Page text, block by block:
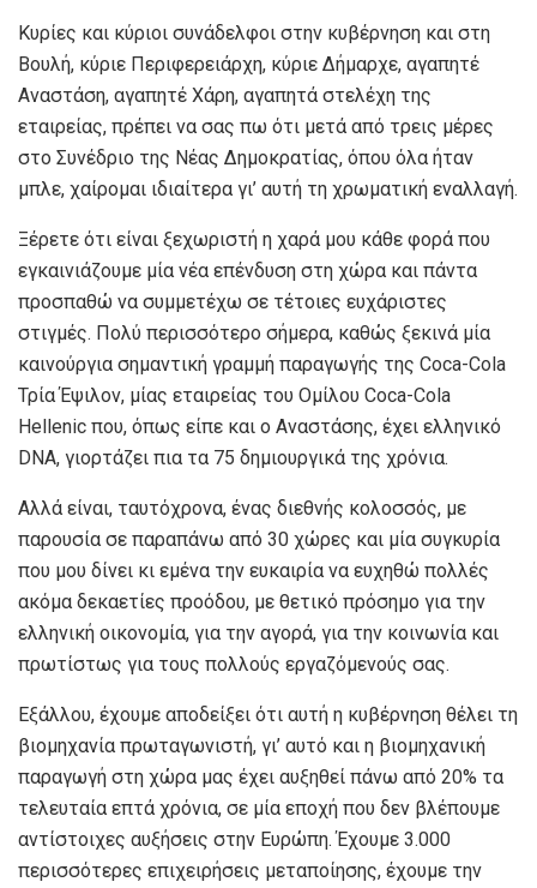
Κυρίες και κύριοι συνάδελφοι στην κυβέρνηση και στη
Βουλή, κύριε Περιφερειάρχη, κύριε Δήμαρχε, αγαπητέ
Αναστάση, αγαπητέ Χάρη, αγαπητά στελέχη της
εταιρείας, πρέπει να σας πω ότι μετά από τρεις μέρες
στο Συνέδριο της Νέας Δημοκρατίας, όπου όλα ήταν
μπλε, χαίρομαι ιδιαίτερα γι’ αυτή τη χρωματική εναλλαγή.
Ξέρετε ότι είναι ξεχωριστή η χαρά μου κάθε φορά που
εγκαινιάζουμε μία νέα επένδυση στη χώρα και πάντα
προσπαθώ να συμμετέχω σε τέτοιες ευχάριστες
στιγμές. Πολύ περισσότερο σήμερα, καθώς ξεκινά μία
καινούργια σημαντική γραμμή παραγωγής της Coca-Cola
Τρία Έψιλον, μίας εταιρείας του Ομίλου Coca-Cola
Hellenic που, όπως είπε και ο Αναστάσης, έχει ελληνικό
DNA, γιορτάζει πια τα 75 δημιουργικά της χρόνια.
Αλλά είναι, ταυτόχρονα, ένας διεθνής κολοσσός, με
παρουσία σε παραπάνω από 30 χώρες και μία συγκυρία
που μου δίνει κι εμένα την ευκαιρία να ευχηθώ πολλές
ακόμα δεκαετίες προόδου, με θετικό πρόσημο για την
ελληνική οικονομία, για την αγορά, για την κοινωνία και
πρωτίστως για τους πολλούς εργαζόμενούς σας.
Εξάλλου, έχουμε αποδείξει ότι αυτή η κυβέρνηση θέλει τη
βιομηχανία πρωταγωνιστή, γι’ αυτό και η βιομηχανική
παραγωγή στη χώρα μας έχει αυξηθεί πάνω από 20% τα
τελευταία επτά χρόνια, σε μία εποχή που δεν βλέπουμε
αντίστοιχες αυξήσεις στην Ευρώπη. Έχουμε 3.000
περισσότερες επιχειρήσεις μεταποίησης, έχουμε την